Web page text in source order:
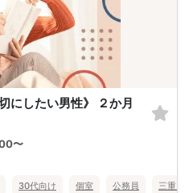
にしたい男性》 ２か月
〜
30代向け 個室 公務員 三重県